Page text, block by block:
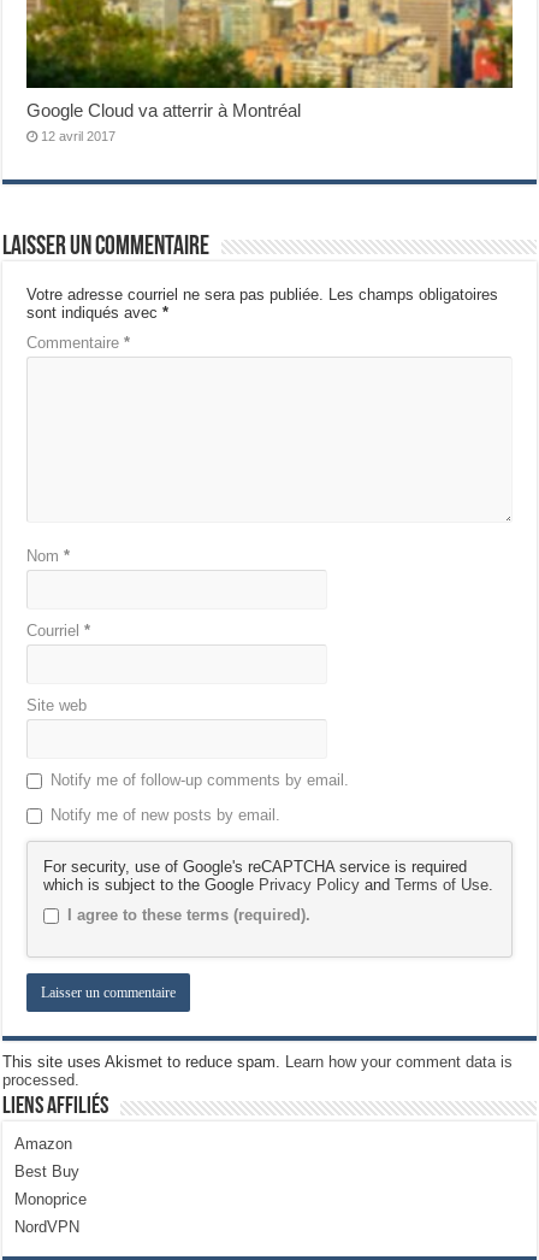
Google Cloud va atterrir à Montréal
12 avril 2017
Laisser un commentaire
Votre adresse courriel ne sera pas publiée. Les champs obligatoires
sont indiqués avec*
Commentaire*
Nom*
Courriel*
Site web
Notify me of follow-up comments by email.
Notify me of new posts by email.
For security, use of Google's reCAPTCHA service is required
which is subject to the Google Privacy Policy andTerms of Use.
I agree to these terms (required).
This site uses Akismet to reduce spam. Learn how your comment data is
processed.
Liens Affiliés
Amazon
Best Buy
Monoprice
NordVPN